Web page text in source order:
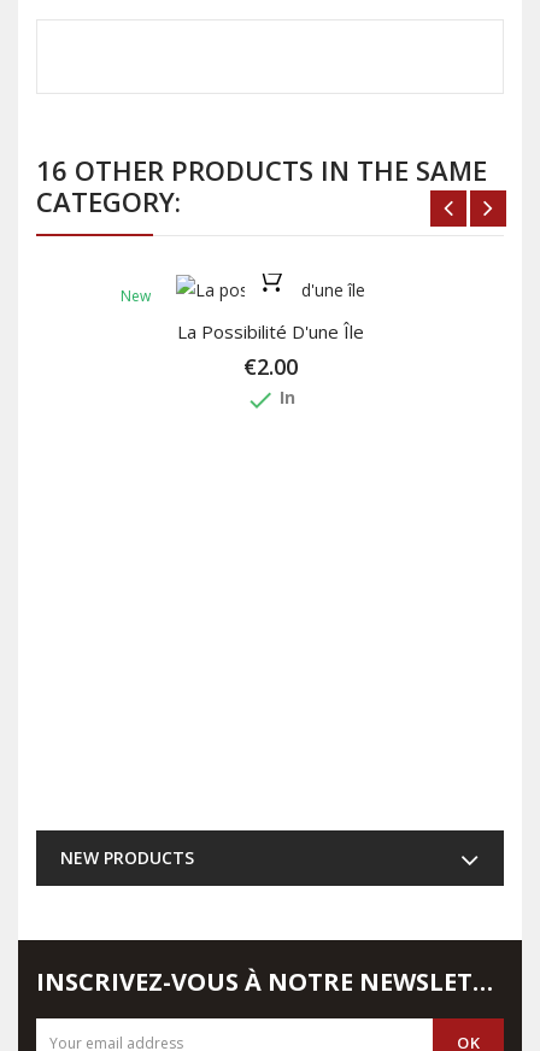
16 OTHER PRODUCTS IN THE SAME
CATEGORY:
New
La Possibilité D'une Île
€2.00
done In
NEW PRODUCTS
INSCRIVEZ-VOUS À NOTRE NEWSLETTER